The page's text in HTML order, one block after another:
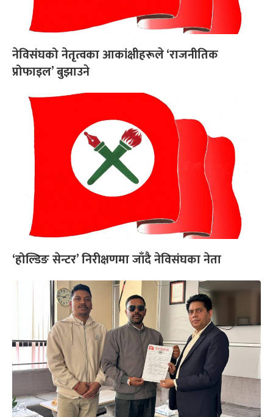
नेविसंघको नेतृत्वका आकांक्षीहरूले ‘राजनीतिक
प्रोफाइल’ बुझाउने
‘होल्डिङ सेन्टर’ निरीक्षणमा जाँदै नेविसंघका नेता